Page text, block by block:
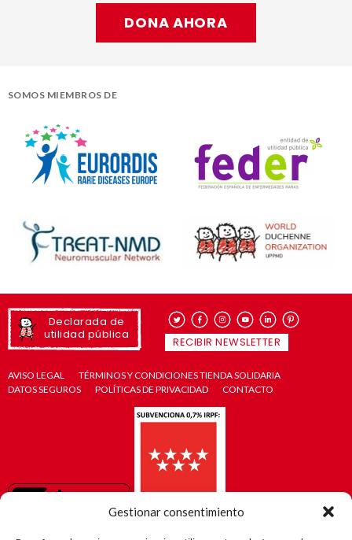
Gestionar consentimiento
DONA AHORA
SOMOS MIEMBROS DE
Declarada de
utilidad pública
RECIBIR NEWSLETTER
AVISO LEGAL
TÉRMINOS Y CONDICIONES TIENDA SOLIDARIA
DATOS SEGUROS
POLÍTICAS DE PRIVACIDAD CONTACTO